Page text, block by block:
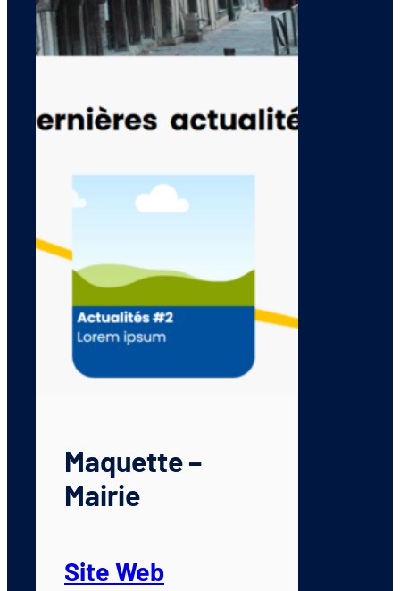
Maquette –
Mairie
Site Web